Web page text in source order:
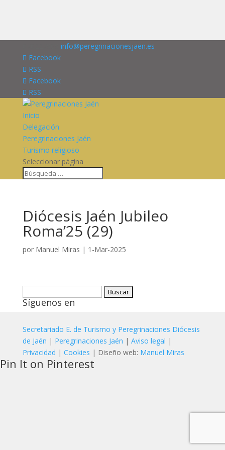
info@peregrinacionesjaen.es
Facebook
RSS
Facebook
RSS
Inicio
Delegación
Peregrinaciones Jaén
Turismo religioso
Seleccionar página
Diócesis Jaén Jubileo
Roma’25 (29)
por Manuel Miras | 1-Mar-2025
Síguenos en
Secretariado E. de Turismo y Peregrinaciones Diócesis
de Jaén | Peregrinaciones Jaén | Aviso legal |
Privacidad | Cookies | Diseño web: Manuel Miras
Pin It on Pinterest